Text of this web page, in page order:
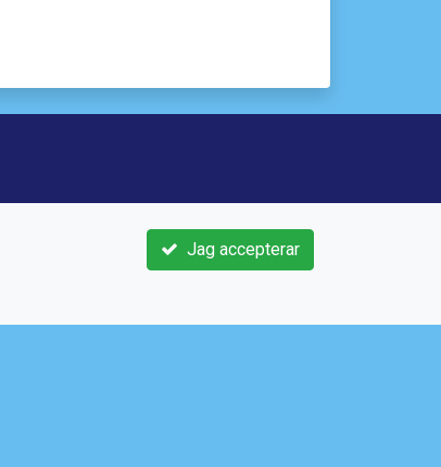
Jag accepterar